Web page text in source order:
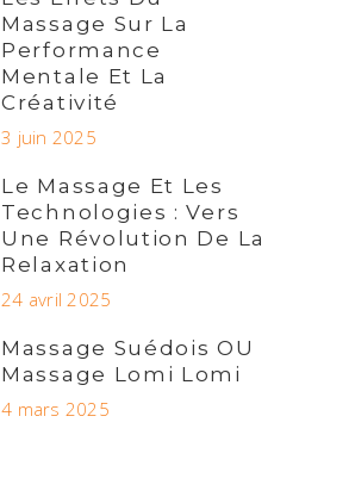
Massage Sur La
Performance
Mentale Et La
Créativité
3 juin 2025
Le Massage Et Les
Technologies : Vers
Une Révolution De La
Relaxation
24 avril 2025
Massage Suédois OU
Massage Lomi Lomi
4 mars 2025